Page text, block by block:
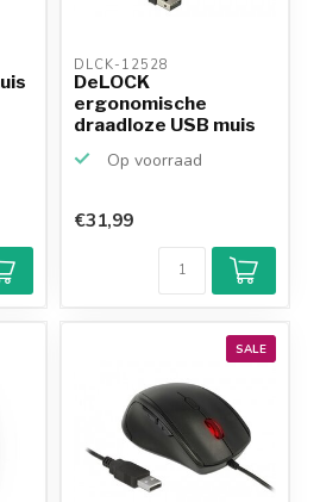
DLCK-12528
DeLOCK
ergonomische
draadloze USB muis
Op voorraad
Klantenbeoordeling
9,2/10
Achteraf
betalen mogelijk
productkennis
€31,99
SALE